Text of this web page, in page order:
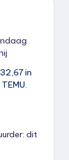
in
dit